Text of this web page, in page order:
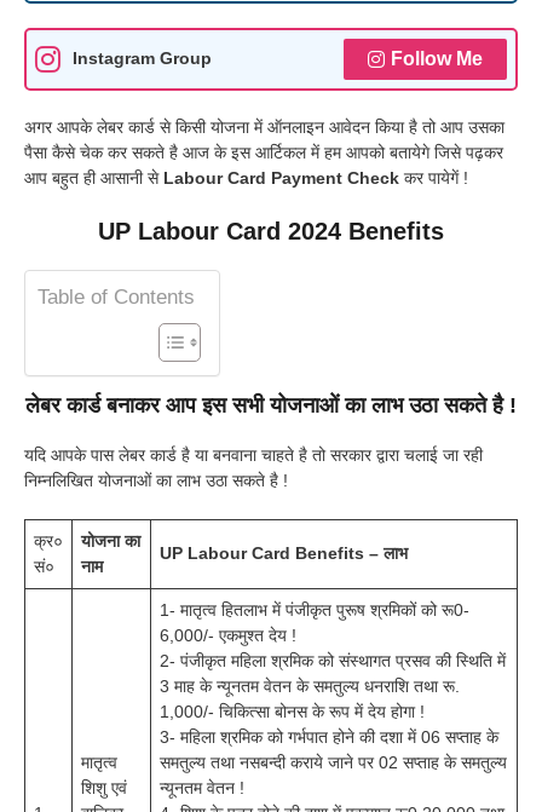
Instagram Group Follow Me
अगर आपके लेबर कार्ड से किसी योजना में ऑनलाइन आवेदन किया है तो आप उसका
पैसा कैसे चेक कर सकते है आज के इस आर्टिकल में हम आपको बतायेगे जिसे पढ़कर
आप बहुत ही आसानी से Labour Card Payment Check कर पायेगें !
UP Labour Card 2024 Benefits
Table of Contents
लेबर कार्ड बनाकर आप इस सभी योजनाओं का लाभ उठा सकते है !
यदि आपके पास लेबर कार्ड है या बनवाना चाहते है तो सरकार द्वारा चलाई जा रही
निम्नलिखित योजनाओं का लाभ उठा सकते है !
क्र०
सं०
योजना का
नाम
UP Labour Card Benefits – लाभ
मातृत्व
शिशु एवं
1- मातृत्व हितलाभ में पंजीकृत पुरूष श्रमिकों को रू0-
6,000/- एकमुश्त देय !
2- पंजीकृत महिला श्रमिक को संस्थागत प्रसव की स्थिति में
3 माह के न्यूनतम वेतन के समतुल्य धनराशि तथा रू.
1,000/- चिकित्सा बोनस के रूप में देय होगा !
3- महिला श्रमिक को गर्भपात होने की दशा में 06 सप्ताह के
समतुल्य तथा नसबन्दी कराये जाने पर 02 सप्ताह के समतुल्य
न्यूनतम वेतन !